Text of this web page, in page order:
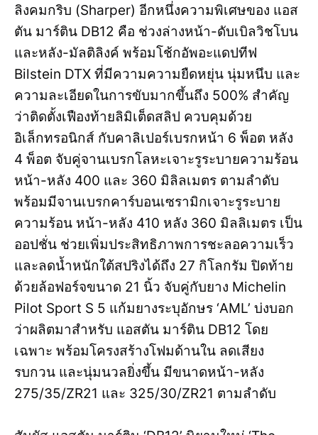
ลิงคมกริบ (Sharper) อีกหนึ่งความพิเศษของ แอส
ตัน มาร์ติน DB12 คือ ช่วงล่างหน้า-ดับเบิลวิชโบน
และหลัง-มัลติลิงค์ พร้อมโช้กอัพอะแดปทีฟ
Bilstein DTX ที่มีความความยืดหยุ่น นุ่มหนึบ และ
ความละเอียดในการขับมากขึ้นถึง 500% สำคัญ
ว่าติดตั้งเฟืองท้ายลิมิเต็ดสลิป ควบคุมด้วย
อิเล็กทรอนิกส์ กับคาลิเปอร์เบรกหน้า 6 พ็อต หลัง
4 พ็อต จับคู่จานเบรกโลหะเจาะรูระบายความร้อน
หน้า-หลัง 400 และ 360 มิลิลเมตร ตามลำดับ
พร้อมมีจานเบรกคาร์บอนเซรามิกเจาะรูระบาย
ความร้อน หน้า-หลัง 410 หลัง 360 มิลลิเมตร เป็น
ออปชั่น ช่วยเพิ่มประสิทธิภาพการชะลอความเร็ว
และลดน้ำหนักใต้สปริงได้ถึง 27 กิโลกรัม ปิดท้าย
ด้วยล้อฟอร์จขนาด 21 นิ้ว จับคู่กับยาง Michelin
Pilot Sport S 5 แก้มยางระบุอักษร ‘AML’ บ่งบอก
ว่าผลิตมาสำหรับ แอสตัน มาร์ติน DB12 โดย
เฉพาะ พร้อมโครงสร้างโฟมด้านใน ลดเสียง
รบกวน และนุ่มนวลยิ่งขึ้น มีขนาดหน้า-หลัง
275/35/ZR21 และ 325/30/ZR21 ตามลำดับ